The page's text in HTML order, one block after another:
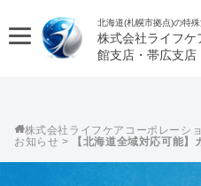
北海道(札幌市拠点)の特
株式会社ライフケ
株式会社ライフケアコーポレーシ
お知らせ > 【北海道全域対応可能